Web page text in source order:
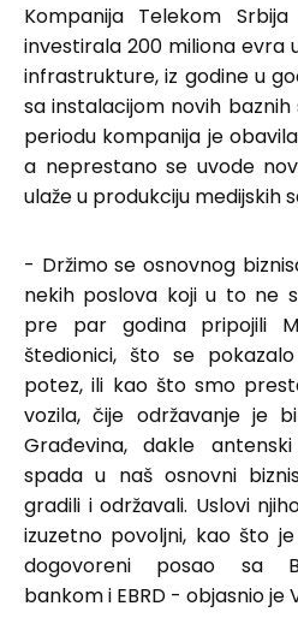
Kompanija Telekom
investirala 200 miliona evra
infrastrukture, iz godine u
sa instalacijom novih
periodu kompanija je
a neprestano se uvode
ulaže u produkciju medijskih
- Držimo se osnovnog
nekih poslova koji u to ne
pre par godina pripojili
štedionici, što se
potez, ili kao što smo
vozila, čije održavanje je
Građevina, dakle
spada u naš osnovni
gradili i održavali. Uslovi
izuzetno povoljni, kao što
dogovoreni posao sa
bankom i EBRD - objasnio je